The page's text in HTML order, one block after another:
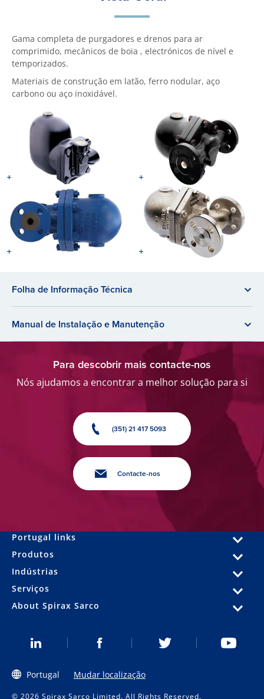
Gama completa de purgadores e drenos para ar
comprimido, mecânicos de boia , electrónicos de nível e
temporizados.
Materiais de construção em latão, ferro nodular, aço
carbono ou aço inoxidável.
Folha de Informação Técnica
Manual de Instalação e Manutenção
Para descobrir mais contacte-nos
Nós ajudamos a encontrar a melhor solução para si
(351) 21 417 5093
Contacte-nos
Portugal links
Produtos
Indústrias
Serviços
About Spirax Sarco
Portugal Mudar localização
© 2026 Spirax Sarco Limited. All Rights Reserved.